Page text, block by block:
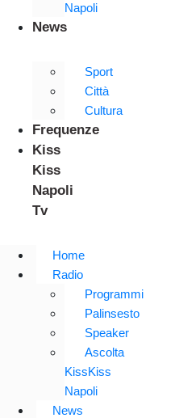
Napoli
News
Sport
Città
Cultura
Frequenze
Kiss
Kiss
Napoli
Tv
Home
Radio
Programmi
Palinsesto
Speaker
Ascolta
KissKiss
Napoli
News